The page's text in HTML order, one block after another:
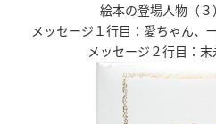
絵本の登場人物（
メッセージ１行目：愛ちゃん、
メッセージ２行目：末